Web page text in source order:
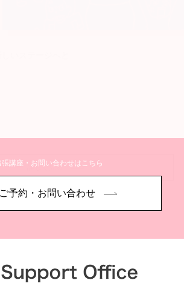
詳しく見る
張講座・お問い合わせはこちら
ご予約・お問い合わせ